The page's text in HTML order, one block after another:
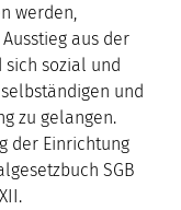
werden,
aus der
sich sozial und
und
zu gelangen.
der Einrichtung
SGB